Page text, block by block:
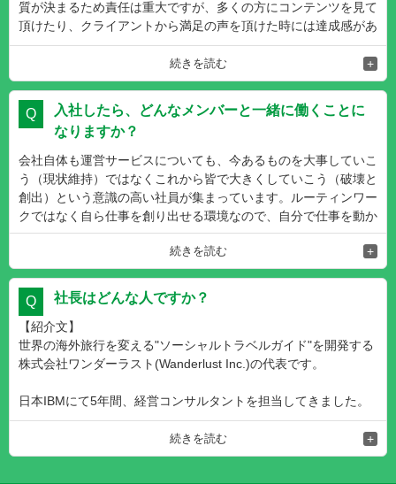
質が決まるため責任は重大ですが、多くの方にコンテンツを見て
頂けたり、クライアントから満足の声を頂けた時には達成感があ
り、大きなやりがいを感じます。
また、会社の成長に自分が直接関わることができるのも魅力だと
感じています。社員が10名以下と少ないので、受け持つ業務の
内容が幅広く、未経験の業務に取り組む機会も多いです。課題は
たくさんありますが、各社員に大きな権限が与えられているので
自由度高く仕事ができ、新たなスキルや経験を得ることができま
す。役職に囚われず、事業拡大や組織づくりに積極的に関わるこ
とも可能です。
続きを読む
入社したら、どんなメンバーと一緒に働くことに
なりますか？
会社自体も運営サービスについても、今あるものを大事していこ
う（現状維持）ではなくこれから皆で大きくしていこう（破壊と
創出）という意識の高い社員が集まっています。ルーティンワー
クではなく自ら仕事を創り出せる環境なので、自分で仕事を動か
し、課題を見つけ、一つ一つ乗り越えていくという達成感を感じ
また、会社としてもそのミッションを体現していくため、ダイバ
ーシティの高い組織を作りたいと考えております。
外国籍の社員がいるため英語でのコミュニケーションが生まれる
のはもちろん、文化や考え方を共有しながら新たな発見があった
り、独創的なアイディアが生まれる中で楽しみながら働いていま
続きを読む
社長はどんな人ですか？
【紹介文】
世界の海外旅行を変える"ソーシャルトラベルガイド"を開発する
株式会社ワンダーラスト(Wanderlust Inc.)の代表です。
日本IBMにて5年間、経営コンサルタントを担当してきました。
その傍らでaribnb等を使った海外旅行者のホストをしており、文
化交流の素晴らしさやその様子をFacebookで見た友人の反応、
また旅人の悩みを聞く中で「旅をもっと素晴らしいものにするた
続きを読む